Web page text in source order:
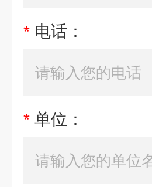
* 电话：
* 单位：